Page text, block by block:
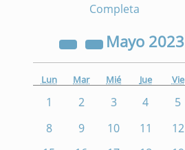
Completa
Mayo 2023
Lun Mar Mié Jue Vie
1 2 3 4 5
8
9 10 11 12